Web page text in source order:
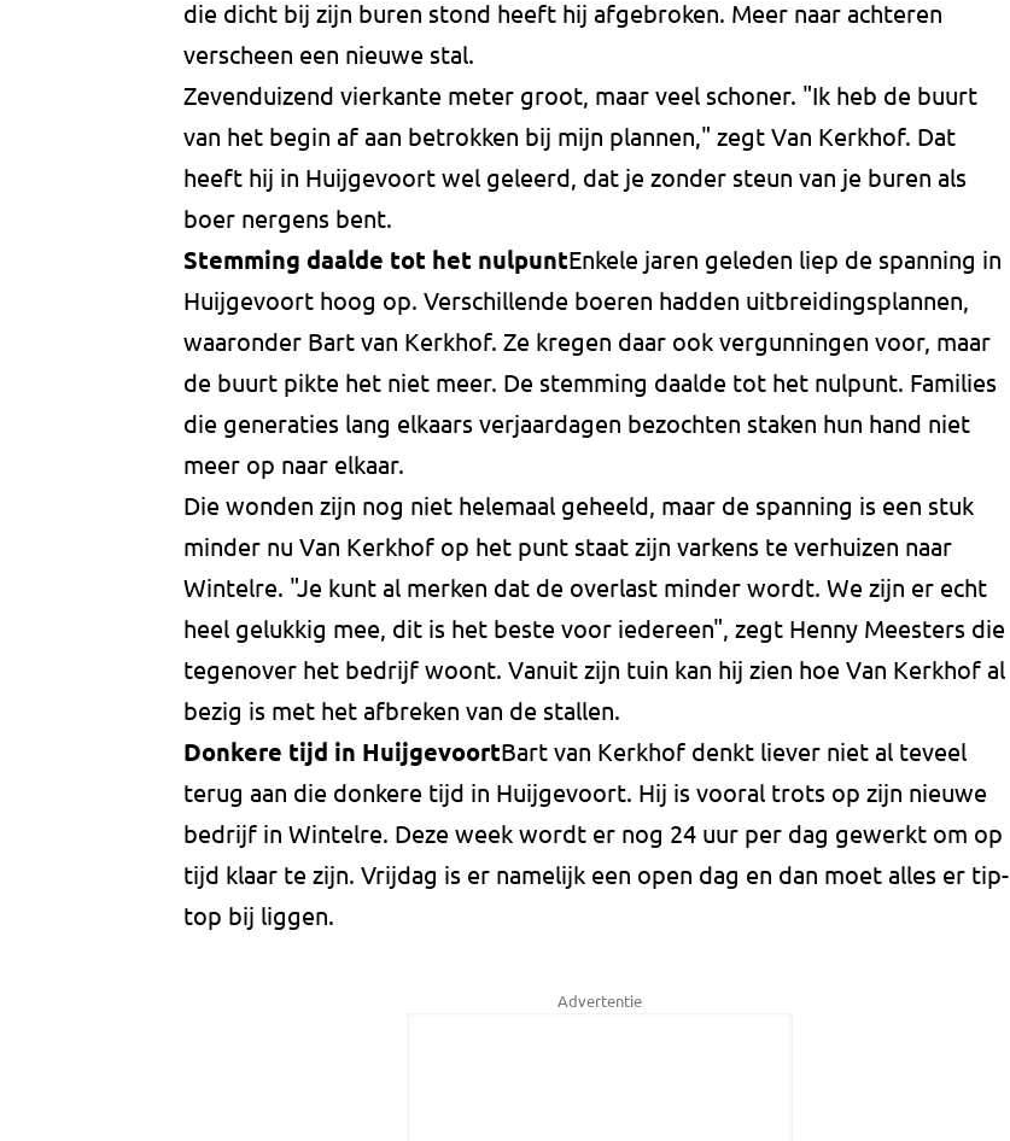
die dicht bij zijn buren stond heeft hij afgebroken. Meer naar achteren
verscheen een nieuwe stal.
Zevenduizend vierkante meter groot, maar veel schoner. "Ik heb de buurt
van het begin af aan betrokken bij mijn plannen," zegt Van Kerkhof. Dat
heeft hij in Huijgevoort wel geleerd, dat je zonder steun van je buren als
boer nergens bent.
Stemming daalde tot het nulpuntEnkele jaren geleden liep de spanning in
Huijgevoort hoog op. Verschillende boeren hadden uitbreidingsplannen,
waaronder Bart van Kerkhof. Ze kregen daar ook vergunningen voor, maar
de buurt pikte het niet meer. De stemming daalde tot het nulpunt. Families
die generaties lang elkaars verjaardagen bezochten staken hun hand niet
meer op naar elkaar.
Die wonden zijn nog niet helemaal geheeld, maar de spanning is een stuk
minder nu Van Kerkhof op het punt staat zijn varkens te verhuizen naar
Wintelre. "Je kunt al merken dat de overlast minder wordt. We zijn er echt
heel gelukkig mee, dit is het beste voor iedereen", zegt Henny Meesters die
tegenover het bedrijf woont. Vanuit zijn tuin kan hij zien hoe Van Kerkhof al
bezig is met het afbreken van de stallen.
Donkere tijd in HuijgevoortBart van Kerkhof denkt liever niet al teveel
terug aan die donkere tijd in Huijgevoort. Hij is vooral trots op zijn nieuwe
bedrijf in Wintelre. Deze week wordt er nog 24 uur per dag gewerkt om op
tijd klaar te zijn. Vrijdag is er namelijk een open dag en dan moet alles er tip-
top bij liggen.
Advertentie